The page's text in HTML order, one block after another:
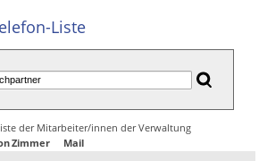
Liste
der Mitarbeiter/innen der Verwaltung
Zimmer
Mail